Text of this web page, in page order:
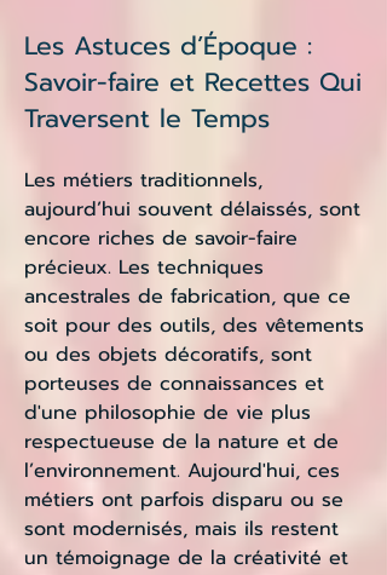
Les Astuces d’Époque :
Savoir-faire et Recettes Qui
Traversent le Temps
Les métiers traditionnels,
aujourd’hui souvent délaissés, sont
encore riches de savoir-faire
précieux. Les techniques
ancestrales de fabrication, que ce
soit pour des outils, des vêtements
ou des objets décoratifs, sont
porteuses de connaissances et
d'une philosophie de vie plus
respectueuse de la nature et de
l’environnement. Aujourd'hui, ces
métiers ont parfois disparu ou se
sont modernisés, mais ils restent
un témoignage de la créativité et